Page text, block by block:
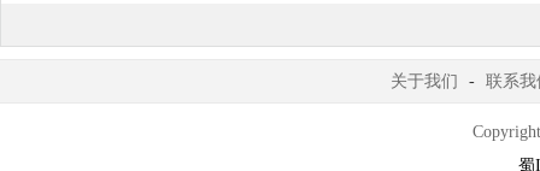
关于我们 - 联系我
蜀